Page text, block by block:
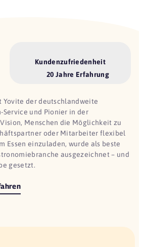
Kundenzufriedenheit
20 Jahre Erfahrung
Yovite der deutschlandweite
Service und Pionier in der
Menschen die Möglichkeit zu
oder Mitarbeiter flexibel
Essen einzuladen, wurde als beste
ausgezeichnet – und
gesetzt.